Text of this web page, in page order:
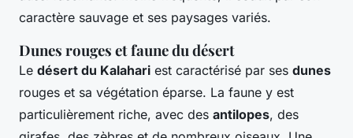
caractère sauvage et ses paysages variés.
Dunes rouges et faune du désert
Le désert du Kalahari est caractérisé par ses dunes
rouges et sa végétation éparse. La faune y est
particulièrement riche, avec des antilopes, des